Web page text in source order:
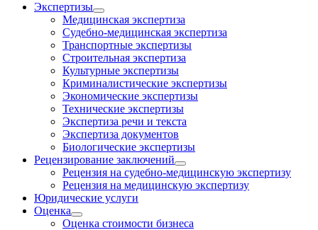
Экспертизы
Медицинская экспертиза
Судебно-медицинская экспертиза
Транспортные экспертизы
Строительная экспертиза
Культурные экспертизы
Криминалистические экспертизы
Экономические экспертизы
Технические экспертизы
Экспертиза речи и текста
Экспертиза документов
Биологические экспертизы
Рецензирование заключений
Рецензия на судебно-медицинскую экспертизу
Рецензия на медицинскую экспертизу
Юридические услуги
Оценка
Оценка стоимости бизнеса